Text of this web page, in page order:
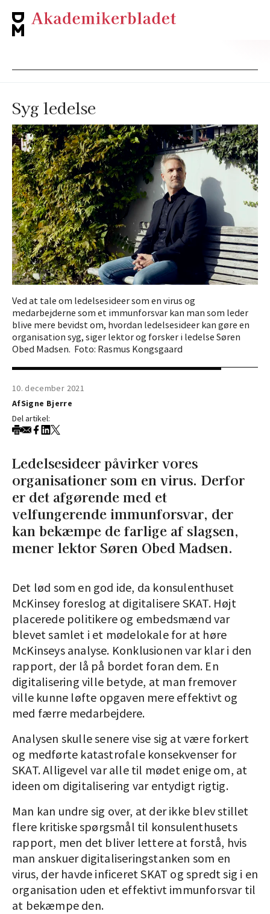
Syg ledelse
Ved at tale om ledelsesideer som en virus og
medarbejderne som et immunforsvar kan man som leder
blive mere bevidst om, hvordan ledelsesideer kan gøre en
organisation syg, siger lektor og forsker i ledelse Søren
Obed Madsen. Foto: Rasmus Kongsgaard
10. december 2021
AfSigne Bjerre
Del artikel:
Ledelsesideer påvirker vores
organisationer som en virus. Derfor
er det afgørende med et
velfungerende immunforsvar, der
kan bekæmpe de farlige af slagsen,
mener lektor Søren Obed Madsen.
Det lød som en god ide, da konsulenthuset
McKinsey foreslog at digitalisere SKAT. Højt
placerede politikere og embedsmænd var
blevet samlet i et mødelokale for at høre
McKinseys analyse. Konklusionen var klar i den
rapport, der lå på bordet foran dem. En
digitalisering ville betyde, at man fremover
ville kunne løfte opgaven mere effektivt og
med færre medarbejdere.
Analysen skulle senere vise sig at være forkert
og medførte katastrofale konsekvenser for
SKAT. Alligevel var alle til mødet enige om, at
ideen om digitalisering var entydigt rigtig.
Man kan undre sig over, at der ikke blev stillet
flere kritiske spørgsmål til konsulenthusets
rapport, men det bliver lettere at forstå, hvis
man anskuer digitaliseringstanken som en
virus, der havde inficeret SKAT og spredt sig i en
organisation uden et effektivt immunforsvar til
at bekæmpe den.